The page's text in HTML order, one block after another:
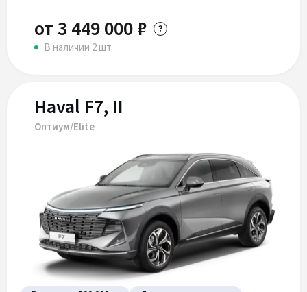
от 3 449 000 ₽
В наличии 2 шт
Haval F7, II
Оптиум/Elite